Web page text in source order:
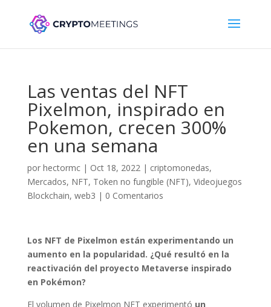
Las ventas del NFT
Pixelmon, inspirado en
Pokemon, crecen 300%
en una semana
por hectormc| Oct 18, 2022| criptomonedas,
Mercados, NFT, Token no fungible (NFT), Videojuegos
Blockchain, web3 | 0 Comentarios
Los NFT de Pixelmon están experimentando un
aumento en la popularidad. ¿Qué resultó en la
reactivación del proyecto Metaverse inspirado
en Pokémon?
El volumen de Pixelmon NFT experimentó un